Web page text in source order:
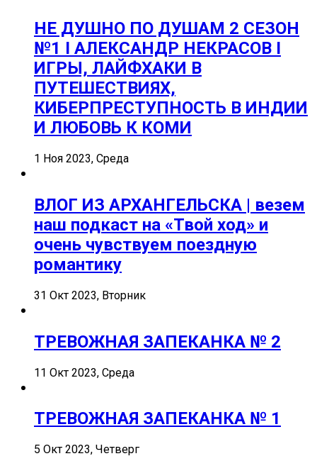
НЕ ДУШНО ПО ДУШАМ 2 СЕЗОН
№1 I АЛЕКСАНДР НЕКРАСОВ I
ИГРЫ, ЛАЙФХАКИ В
ПУТЕШЕСТВИЯХ,
КИБЕРПРЕСТУПНОСТЬ В ИНДИИ
И ЛЮБОВЬ К КОМИ
1 Ноя 2023, Среда
ВЛОГ ИЗ АРХАНГЕЛЬСКА | везем
наш подкаст на «Твой ход» и
очень чувствуем поездную
романтику
31 Окт 2023, Вторник
ТРЕВОЖНАЯ ЗАПЕКАНКА № 2
11 Окт 2023, Среда
ТРЕВОЖНАЯ ЗАПЕКАНКА № 1
5 Окт 2023, Четверг